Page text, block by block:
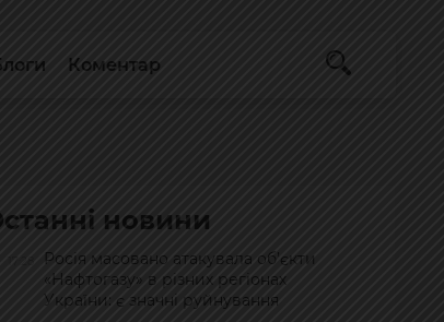
Коментар
новини
Росія масовано атакувала об’єкти
«Нафтогазу» в різних регіонах
України: є значні руйнування